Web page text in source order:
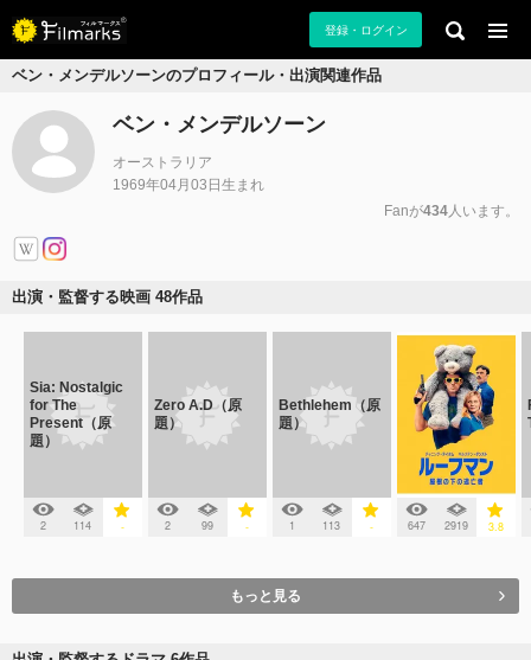
登録・ログイン
ベン・メンデルソーンのプロフィール・出演関連作品
ベン・メンデルソーン
オーストラリア
1969年04月03日生まれ
Fanが434人います。
出演・監督する映画 48作品
Sia: Nostalgic
for The
Present（原
題）
2 114 -
Zero A.D（原
題）
2 99 -
Bethlehem（原
題）
1 113 - 647 2919 3.8
もっと見る